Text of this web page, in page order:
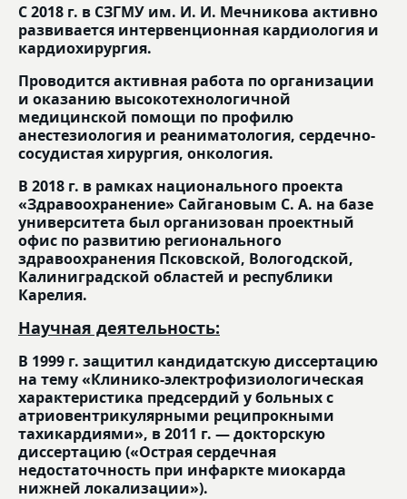
С 2018 г. в СЗГМУ им. И. И. Мечникова активно
развивается интервенционная кардиология и
кардиохирургия.
Проводится активная работа по организации
и оказанию высокотехнологичной
медицинской помощи по профилю
анестезиология и реаниматология, сердечно-
сосудистая хирургия, онкология.
В 2018 г. в рамках национального проекта
«Здравоохранение» Сайгановым С. А. на базе
университета был организован проектный
офис по развитию регионального
здравоохранения Псковской, Вологодской,
Калиниградской областей и республики
Карелия.
Научная деятельность:
В 1999 г. защитил кандидатскую диссертацию
на тему «Клинико-электрофизиологическая
характеристика предсердий у больных с
атриовентрикулярными реципрокными
тахикардиями», в 2011 г. — докторскую
диссертацию («Острая сердечная
недостаточность при инфаркте миокарда
нижней локализации»).